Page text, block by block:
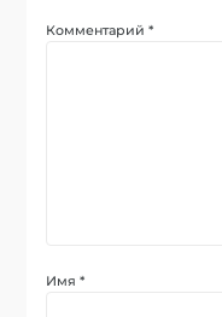
Комментарий*
Имя*